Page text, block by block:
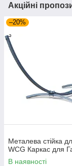
Акційні
–20%
Металева стійка
WCG Каркас для
В наявності